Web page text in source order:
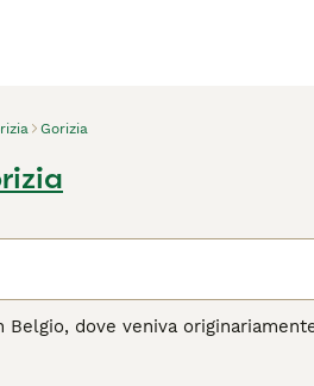
Gorizia
dove veniva
e Laekenois. Si tratta di una